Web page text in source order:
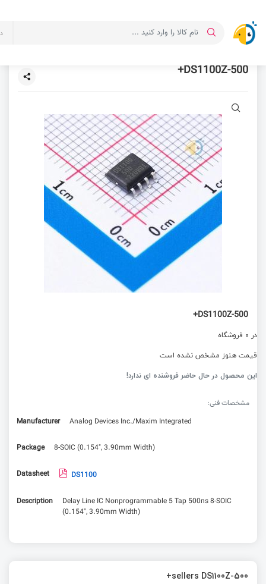
DS1100Z-500+
DS1100Z-500+
در 0 فروشگاه
قیمت هنوز مشخص نشده است
این محصول در حال حاضر فروشنده ای ندارد!
مشخصات فنی:
Manufacturer
Analog Devices Inc./Maxim Integrated
Package 8-SOIC (0.154", 3.90mm Width)
Datasheet DS1100
Description
Delay Line IC Nonprogrammable 5 Tap 500ns 8-SOIC
(0.154", 3.90mm Width)
sellers DS1100Z-500+